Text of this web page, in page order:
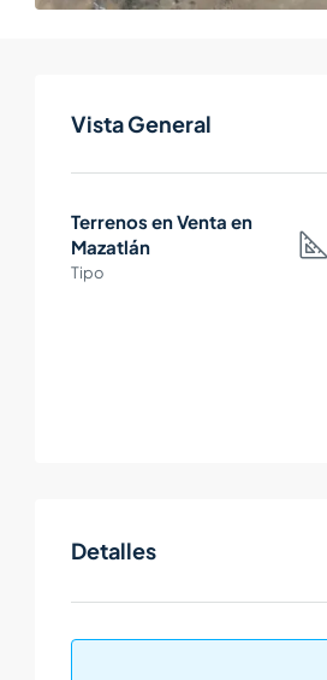
Vista General
Terrenos en Venta en
Mazatlán
Tipo
Detalles